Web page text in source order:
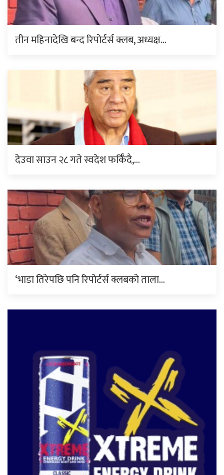
तीन महिनादेखि बन्द रिपोर्टर्स क्लब, अध्यक्ष…
देउवा साउन २८ गते स्वदेश फर्किँदै,…
‘भाडा तिरेपछि पनि रिपोर्टर्स क्लबको ताला…